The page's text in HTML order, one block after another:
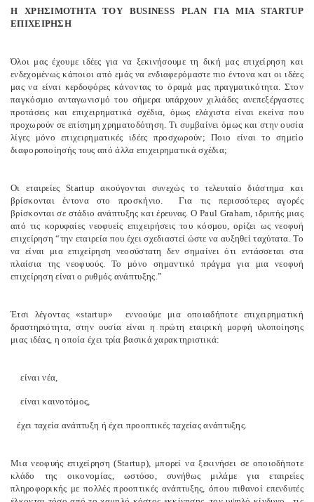
Η ΧΡΗΣΙΜΟΤΗΤΑ ΤΟΥ BUSINESS PLAN ΓΙΑ ΜΙΑ STARTUP
ΕΠΙΧΕΙΡΗΣΗ
Όλοι μας έχουμε ιδέες για να ξεκινήσουμε τη δική μας επιχείρηση και
ενδεχομένως κάποιοι από εμάς να ενδιαφερόμαστε πιο έντονα και οι ιδέες
μας να είναι κερδοφόρες κάνοντας το όραμά μας πραγματικότητα. Στον
παγκόσμιο ανταγωνισμό του σήμερα υπάρχουν χιλιάδες ανεπεξέργαστες
προτάσεις και επιχειρηματικά σχέδια, όμως ελάχιστα είναι εκείνα που
προχωρούν σε επίσημη χρηματοδότηση. Τι συμβαίνει όμως και στην ουσία
λίγες μόνο επιχειρηματικές ιδέες προσχωρούν; Ποιο είναι το σημείο
διαφοροποίησής τους από άλλα επιχειρηματικά σχέδια;
Οι εταιρείες Startup ακούγονται συνεχώς το τελευταίο διάστημα και
βρίσκονται έντονα στο προσκήνιο. Για τις περισσότερες αγορές
βρίσκονται σε στάδιο ανάπτυξης και έρευνας. Ο Paul Graham, ιδρυτής μιας
από τις κορυφαίες νεοφυείς επιχειρήσεις του κόσμου, ορίζει ως νεοφυή
επιχείρηση “την εταιρεία που έχει σχεδιαστεί ώστε να αυξηθεί ταχύτατα. Το
να είναι μια επιχείρηση νεοσύστατη δεν σημαίνει ότι εντάσσεται στα
πλαίσια της νεοφυούς. Το μόνο σημαντικό πράγμα για μια νεοφυή
επιχείρηση είναι ο ρυθμός ανάπτυξης.”
Έτσι λέγοντας «startup» εννοούμε μια οποιαδήποτε επιχειρηματική
δραστηριότητα, στην ουσία είναι η πρώτη εταιρική μορφή υλοποίησης
μιας ιδέας, η οποία έχει τρία βασικά χαρακτηριστικά:
είναι νέα,
είναι καινοτόμος,
έχει ταχεία ανάπτυξη ή έχει προοπτικές ταχείας ανάπτυξης.
Μια νεοφυής επιχείρηση (Startup), μπορεί να ξεκινήσει σε οποιοδήποτε
κλάδο της οικονομίας, ωστόσο, συνήθως μιλάμε για εταιρείες
πληροφορικής με πολλές προοπτικές ανάπτυξης, όπου πιθανοί επενδυτές